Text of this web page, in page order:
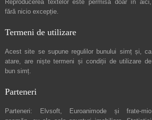
Reproducerea textelor este permisă doar în aici,
fără nicio excepție.
Termeni de utilizare
Acest site se supune regulilor bunului simț și, ca
atare, are niștetermeni și condiții de utilizare de
bun simț.
Parteneri
Parteneri: Elvsoft, Euroanimode și frate-mio